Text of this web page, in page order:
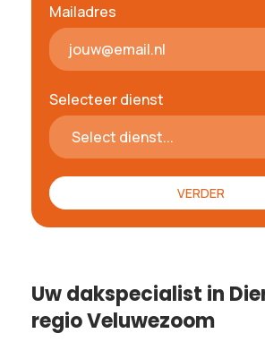
Mailadres
Selecteer dienst
Uw dakspecialist in
regio Veluwezoom